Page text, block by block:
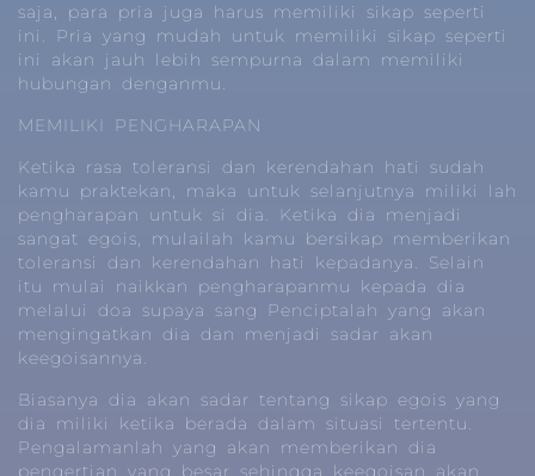
saja, para pria juga harus memiliki sikap seperti
ini. Pria yang mudah untuk memiliki sikap seperti
ini akan jauh lebih sempurna dalam memiliki
hubungan denganmu.
MEMILIKI PENGHARAPAN
Ketika rasa toleransi dan kerendahan hati sudah
kamu praktekan, maka untuk selanjutnya miliki lah
pengharapan untuk si dia. Ketika dia menjadi
sangat egois, mulailah kamu bersikap memberikan
toleransi dan kerendahan hati kepadanya. Selain
itu mulai naikkan pengharapanmu kepada dia
melalui doa supaya sang Penciptalah yang akan
mengingatkan dia dan menjadi sadar akan
keegoisannya.
Biasanya dia akan sadar tentang sikap egois yang
dia miliki ketika berada dalam situasi tertentu.
Pengalamanlah yang akan memberikan dia
pengertian yang besar sehingga keegoisan akan